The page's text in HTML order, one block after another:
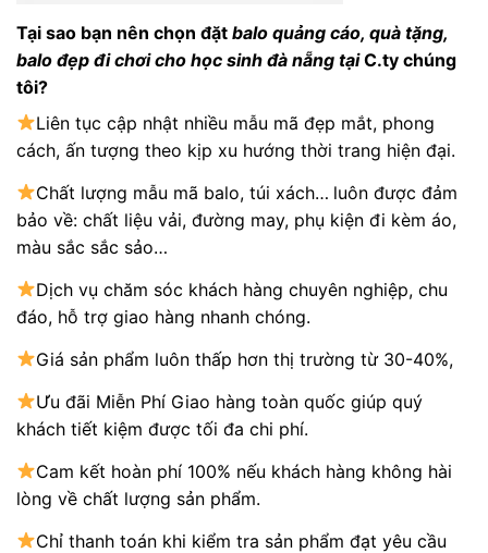
Tại sao bạn nên chọn đặt balo quảng cáo, quà tặng,
balo đẹp đi chơi cho học sinh đà nẵng tạiC.ty chúng
tôi?
Liên tục cập nhật nhiều mẫu mã đẹp mắt, phong
cách, ấn tượng theo kịp xu hướng thời trang hiện đại.
Chất lượng mẫu mã balo, túi xách… luôn được đảm
bảo về: chất liệu vải, đường may, phụ kiện đi kèm áo,
màu sắc sắc sảo…
Dịch vụ chăm sóc khách hàng chuyên nghiệp, chu
đáo, hỗ trợ giao hàng nhanh chóng.
Giá sản phẩm luôn thấp hơn thị trường từ 30-40%,
Ưu đãi Miễn Phí Giao hàng toàn quốc giúp quý
khách tiết kiệm được tối đa chi phí.
Cam kết hoàn phí 100% nếu khách hàng không hài
lòng về chất lượng sản phẩm.
Chỉ thanh toán khi kiểm tra sản phẩm đạt yêu cầu